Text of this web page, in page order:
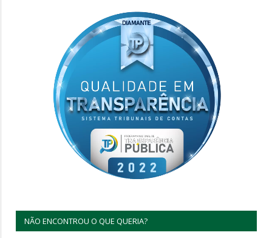
NÃO ENCONTROU O QUE QUERIA?